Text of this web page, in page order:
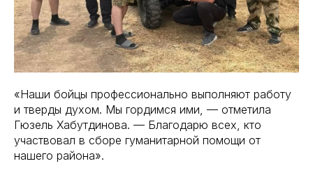
«Наши бойцы профессионально выполняют работу
и тверды духом. Мы гордимся ими, — отметила
Гюзель Хабутдинова. — Благодарю всех, кто
участвовал в сборе гуманитарной помощи от
нашего района».